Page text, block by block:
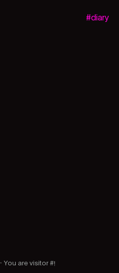
#diary
🞗 You are visitor #!